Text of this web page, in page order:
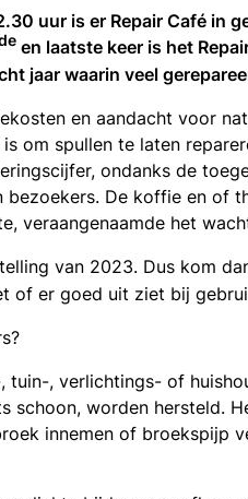
uur is er Repair Café in
en laatste keer is het
jaar waarin veel
en aandacht voor
om spullen te laten
ondanks de
De koffie en of
veraangenaamde het
van 2023. Dus kom
of er goed uit ziet bij
tuin-, verlichtings- of
schoon, worden hersteld.
innemen of broekspijp